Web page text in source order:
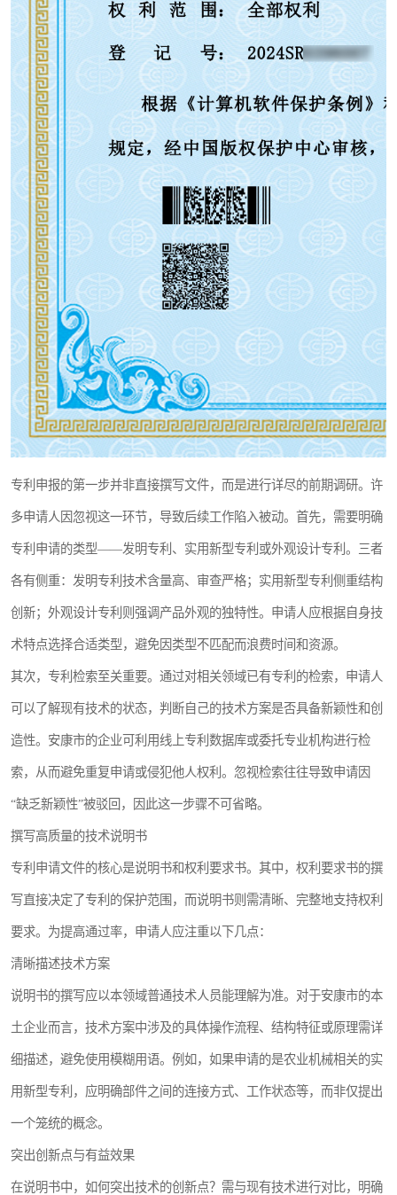
专利申报的第一步并非直接撰写文件，而是进行详尽的前期调研。许
多申请人因忽视这一环节，导致后续工作陷入被动。首先，需要明确
专利申请的类型——发明专利、实用新型专利或外观设计专利。三者
各有侧重：发明专利技术含量高、审查严格；实用新型专利侧重结构
创新；外观设计专利则强调产品外观的独特性。申请人应根据自身技
术特点选择合适类型，避免因类型不匹配而浪费时间和资源。
其次，专利检索至关重要。通过对相关领域已有专利的检索，申请人
可以了解现有技术的状态，判断自己的技术方案是否具备新颖性和创
造性。安康市的企业可利用线上专利数据库或委托专业机构进行检
索，从而避免重复申请或侵犯他人权利。忽视检索往往导致申请因
“缺乏新颖性”被驳回，因此这一步骤不可省略。
撰写高质量的技术说明书
专利申请文件的核心是说明书和权利要求书。其中，权利要求书的撰
写直接决定了专利的保护范围，而说明书则需清晰、完整地支持权利
要求。为提高通过率，申请人应注重以下几点：
清晰描述技术方案
说明书的撰写应以本领域普通技术人员能理解为准。对于安康市的本
土企业而言，技术方案中涉及的具体操作流程、结构特征或原理需详
细描述，避免使用模糊用语。例如，如果申请的是农业机械相关的实
用新型专利，应明确部件之间的连接方式、工作状态等，而非仅提出
一个笼统的概念。
突出创新点与有益效果
在说明书中，如何突出技术的创新点？需与现有技术进行对比，明确